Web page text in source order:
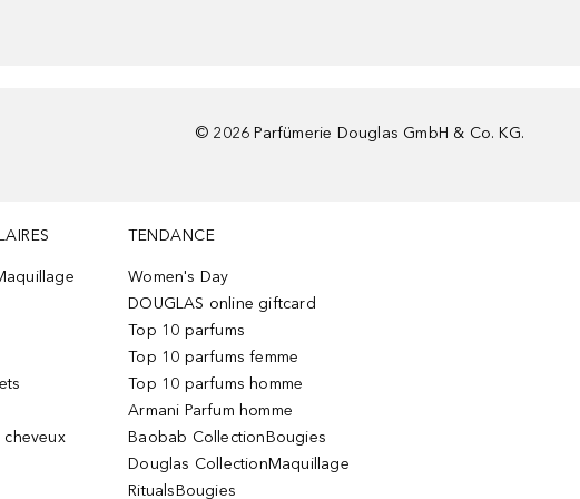
© 2026 Parfümerie Douglas GmbH & Co. KG.
TENDANCE
Women's Day
DOUGLAS online giftcard
Top 10 parfums
Top 10 parfums femme
Top 10 parfums homme
Armani Parfum homme
Baobab CollectionBougies
Douglas CollectionMaquillage
RitualsBougies